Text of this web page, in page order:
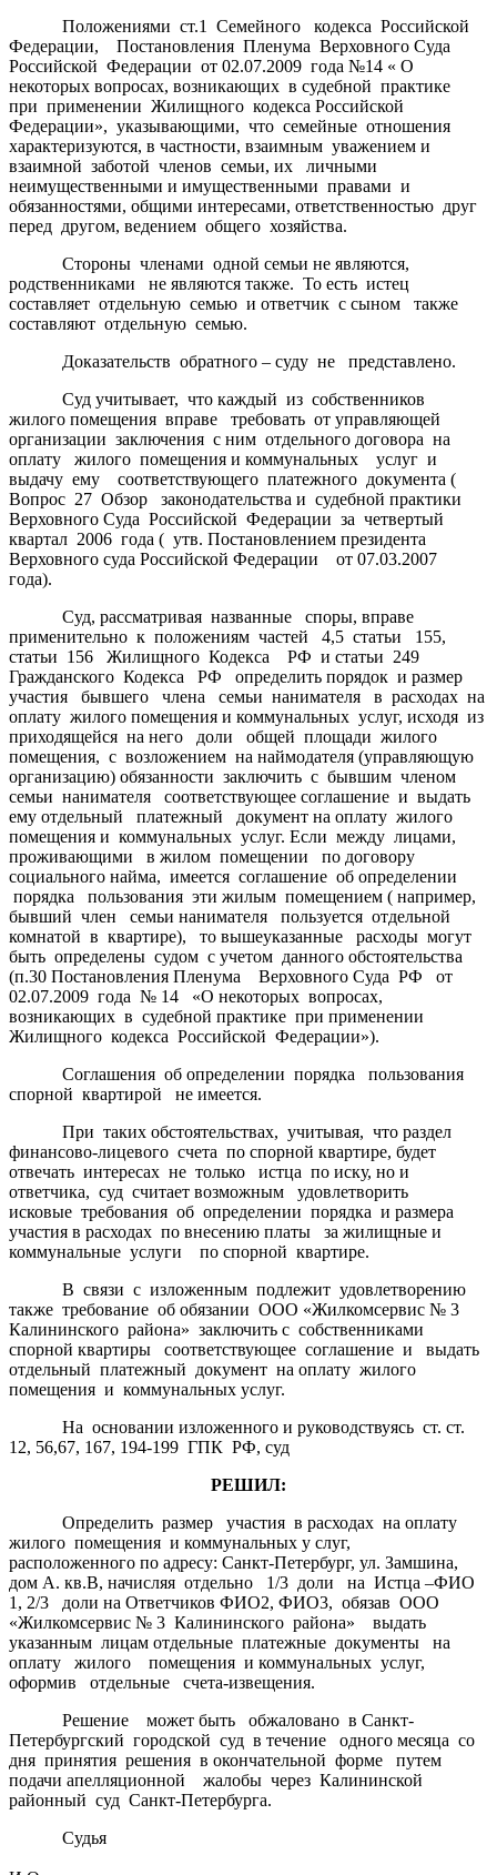
Положениями ст.1 Семейного кодекса Российской
Федерации, Постановления Пленума Верховного Суда
Российской Федерации от 02.07.2009 года №14 « О
некоторых вопросах, возникающих в судебной практике
при применении Жилищного кодекса Российской
Федерации», указывающими, что семейные отношения
характеризуются, в частности, взаимным уважением и
взаимной заботой членов семьи, их личными
неимущественными и имущественными правами и
обязанностями, общими интересами, ответственностью друг
перед другом, ведением общего хозяйства.
Стороны членами одной семьи не являются,
родственниками не являются также. То есть истец
составляет отдельную семью и ответчик с сыном также
составляют отдельную семью.
Доказательств обратного – суду не представлено.
Суд учитывает, что каждый из собственников
жилого помещения вправе требовать от управляющей
организации заключения с ним отдельного договора на
оплату жилого помещения и коммунальных услуг и
выдачу ему соответствующего платежного документа (
Вопрос 27 Обзор законодательства и судебной практики
Верховного Суда Российской Федерации за четвертый
квартал 2006 года ( утв. Постановлением президента
Верховного суда Российской Федерации от 07.03.2007
года).
Суд, рассматривая названные споры, вправе
применительно к положениям частей 4,5 статьи 155,
статьи 156 Жилищного Кодекса РФ и статьи 249
Гражданского Кодекса РФ определить порядок и размер
участия бывшего члена семьи нанимателя в расходах на
оплату жилого помещения и коммунальных услуг, исходя из
приходящейся на него доли общей площади жилого
помещения, с возложением на наймодателя (управляющую
организацию) обязанности заключить с бывшим членом
семьи нанимателя соответствующее соглашение и выдать
ему отдельный платежный документ на оплату жилого
помещения и коммунальных услуг. Если между лицами,
проживающими в жилом помещении по договору
социального найма, имеется соглашение об определении
порядка пользования эти жилым помещением ( например,
бывший член семьи нанимателя пользуется отдельной
комнатой в квартире), то вышеуказанные расходы могут
быть определены судом с учетом данного обстоятельства
(п.30 Постановления Пленума Верховного Суда РФ от
02.07.2009 года № 14 «О некоторых вопросах,
возникающих в судебной практике при применении
Жилищного кодекса Российской Федерации»).
Соглашения об определении порядка пользования
спорной квартирой не имеется.
При таких обстоятельствах, учитывая, что раздел
финансово-лицевого счета по спорной квартире, будет
отвечать интересах не только истца по иску, но и
ответчика, суд считает возможным удовлетворить
исковые требования об определении порядка и размера
участия в расходах по внесению платы за жилищные и
коммунальные услуги по спорной квартире.
В связи с изложенным подлежит удовлетворению
также требование об обязании ООО «Жилкомсервис № 3
Калининского района» заключить с собственниками
спорной квартиры соответствующее соглашение и выдать
отдельный платежный документ на оплату жилого
помещения и коммунальных услуг.
На основании изложенного и руководствуясь ст. ст.
12, 56,67, 167, 194-199 ГПК РФ, суд
РЕШИЛ:
Определить размер участия в расходах на оплату
жилого помещения и коммунальных у слуг,
расположенного по адресу: Санкт-Петербург, ул. Замшина,
дом А. кв.В, начисляя отдельно 1/3 доли на Истца –ФИО
1, 2/3 доли на Ответчиков ФИО2, ФИО3, обязав ООО
«Жилкомсервис № 3 Калининского района» выдать
указанным лицам отдельные платежные документы на
оплату жилого помещения и коммунальных услуг,
оформив отдельные счета-извещения.
Решение может быть обжаловано в Санкт-
Петербургский городской суд в течение одного месяца со
дня принятия решения в окончательной форме путем
подачи апелляционной жалобы через Калининской
районный суд Санкт-Петербурга.
Судья